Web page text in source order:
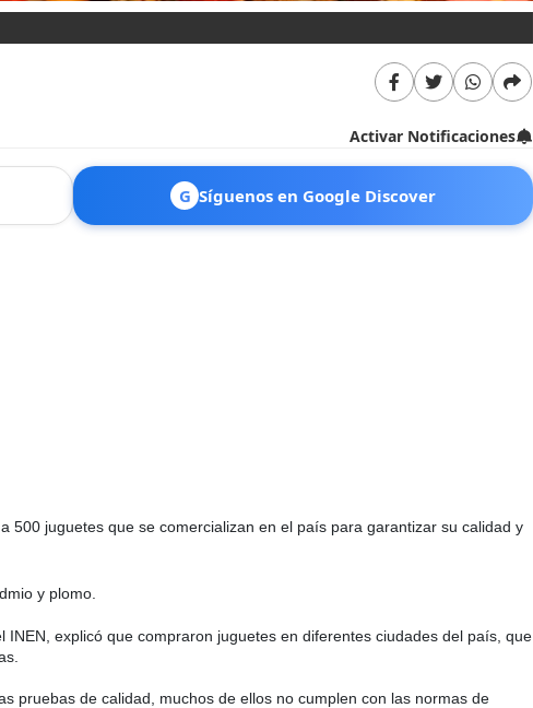
Activar Notificaciones
G Síguenos en Google Discover
a 500 juguetes que se comercializan en el país para garantizar su calidad y
y plomo.
explicó que compraron juguetes en diferentes ciudades del país, que
pruebas de calidad, muchos de ellos no cumplen con las normas de